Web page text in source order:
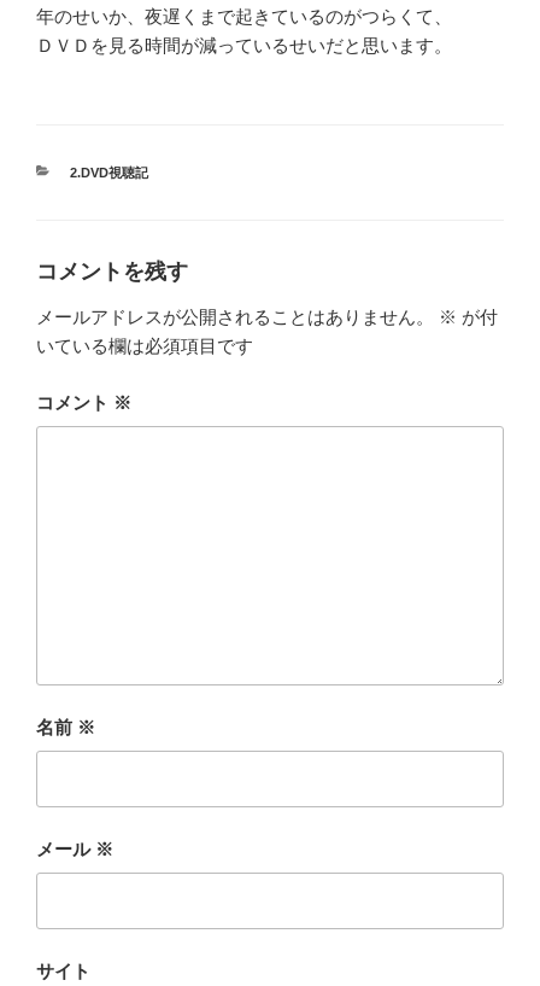
年のせいか、夜遅くまで起きているのがつらくて、
ＤＶＤを見る時間が減っているせいだと思います。
カ
2.DVD視聴記
コメントを残す
メールアドレスが公開されることはありません。 ※ が付
いている欄は必須項目です
コメント ※
名前 ※
メール ※
サイト